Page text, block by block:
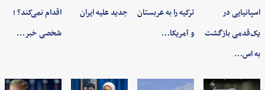
اسپانیایی در
یک‌قدمی بازگشت
به اس…
ترکیه را به عربستان
و آمریکا…
جدید علیه ایران
اقدام نمی‌کند؟ ؛
شخصی خبر…